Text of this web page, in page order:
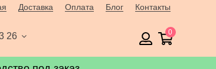
Доставка Оплата Блог Контакты
26 0